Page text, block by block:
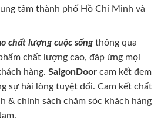
tâm thành phố Hồ Chí Minh và
chất lượng cuộc sốngthông qua
chất lượng cao, đáp ứng mọi
hàng. SaigonDoor cam kết đem
sự hài lòng tuyệt đối. Cam kết chất
& chính sách chăm sóc khách hàng